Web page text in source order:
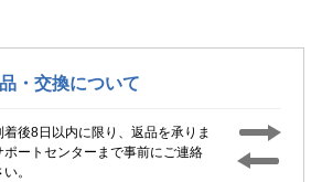
・交換について
着後8日以内に限り、返品を承りま
ポートセンターまで事前にご連絡
。